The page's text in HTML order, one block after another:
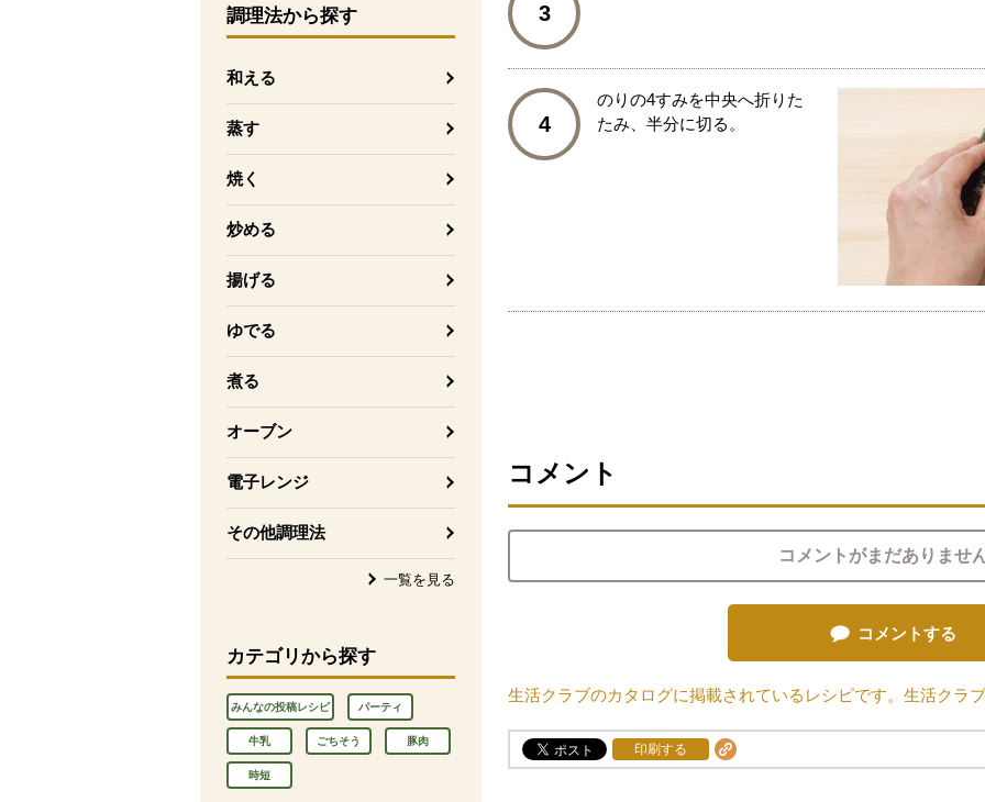
調理法から探す
和える
蒸す
焼く
炒める
揚げる
ゆでる
煮る
オーブン
電子レンジ
その他調理法
一覧を見る
カテゴリから探す
みんなの投稿レシピ パーティ
牛乳 ごちそう 豚肉
時短
3
4
のりの4すみを中央へ折りた
たみ、半分に切る。
コメント
コメントがまだありませ
コメントする
生活クラブのカタログに掲載されているレシピです。生活クラ
印刷する